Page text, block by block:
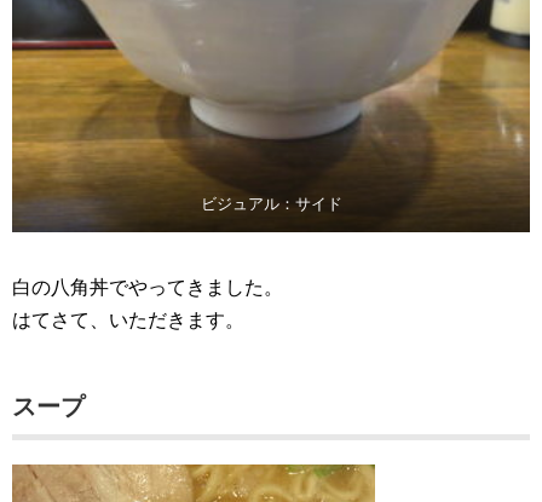
ビジュアル：サイド
白の八角丼でやってきました。
はてさて、いただきます。
スープ